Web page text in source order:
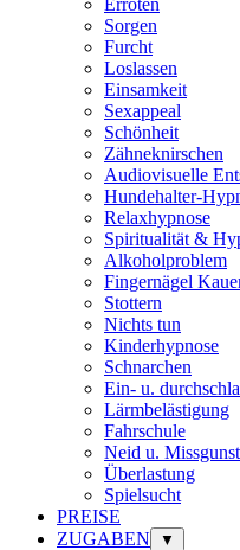
Sorgen
Furcht
Loslassen
Einsamkeit
Sexappeal
Schönheit
Zähneknirschen
Audiovisuelle
Hundehalter-
Relaxhypnose
Spiritualität &
Alkoholproblem
Fingernägel
Stottern
Nichts tun
Kinderhypnose
Schnarchen
Ein- u.
Lärmbelästigung
Fahrschule
Neid u. Missgunst
Überlastung
Spielsucht
PREISE
ZUGABEN
▼